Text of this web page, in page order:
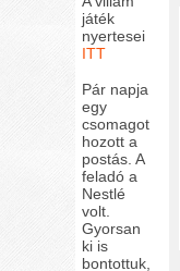
játék
nyertesei
ITT
Pár napja
egy
csomagot
hozott a
postás. A
feladó a
Nestlé
volt.
Gyorsan
ki is
bontottuk,